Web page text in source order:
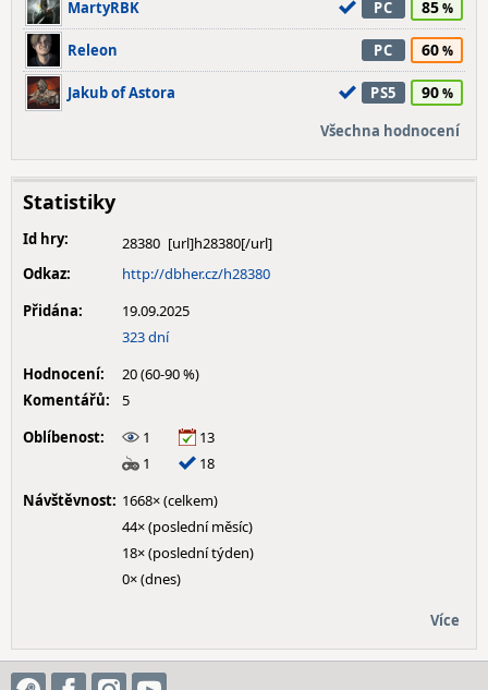
MartyRBK PC 85
Releon PC 60
Jakub of Astora PS5 90
Všechna hodnocení
Statistiky
Id hry:
28380
Odkaz:
http://dbher.cz/h28380
Přidána:
19.09.2025
323 dní
Hodnocení:
20 (60-90 %)
Komentářů:
5
Oblíbenost:
1
13
1
18
Návštěvnost: 1668× (celkem)
44× (poslední měsíc)
18× (poslední týden)
0× (dnes)
Více